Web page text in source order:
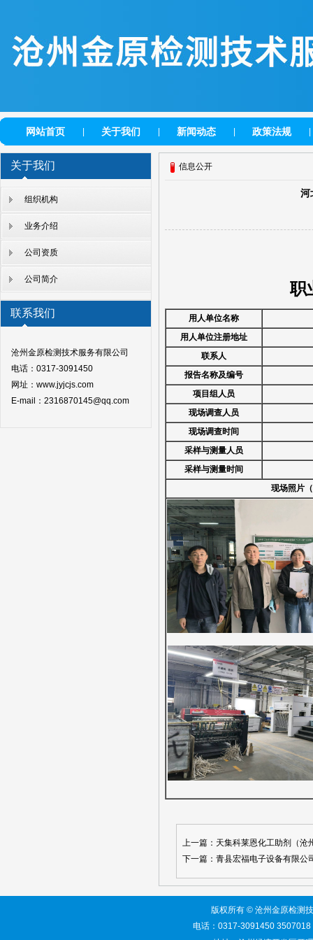
网站首页 关于我们 新闻动态 政策法规
关于我们
组织机构
业务介绍
公司资质
公司简介
联系我们
沧州金原检测技术服务有限公司
电话：0317-3091450
网址：www.jyjcjs.com
E-mail：2316870145@qq.com
信息公开
河
职
用人单位名称
用人单位注册地址
联系人
报告名称及编号
项目组人员
现场调查人员
现场调查时间
采样与测量人员
采样与测量时间
现场照片
上一篇：天集科莱恩化工助剂（沧
下一篇：青县宏福电子设备有限公
版权所有 © 沧州金原检测
电话：0317-3091450